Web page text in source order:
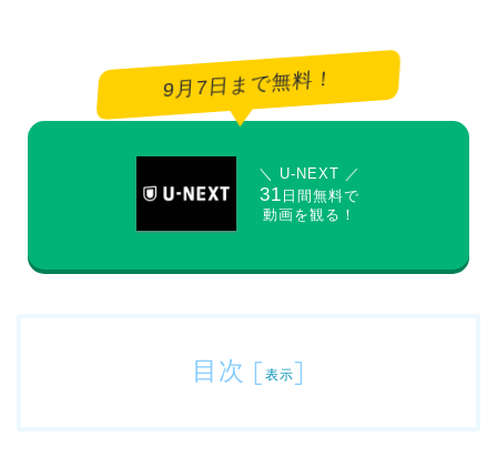
9月7日まで無料！
＼ U-NEXT ／
31 日間無料で
動画を観る！
目次 [ 表示]